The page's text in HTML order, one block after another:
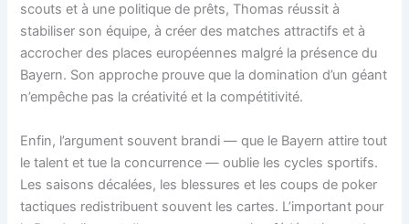
scouts et à une politique de prêts, Thomas réussit à
stabiliser son équipe, à créer des matches attractifs et à
accrocher des places européennes malgré la présence du
Bayern. Son approche prouve que la domination d’un géant
n’empêche pas la créativité et la compétitivité.
Enfin, l’argument souvent brandi — que le Bayern attire tout
le talent et tue la concurrence — oublie les cycles sportifs.
Les saisons décalées, les blessures et les coups de poker
tactiques redistribuent souvent les cartes. L’important pour